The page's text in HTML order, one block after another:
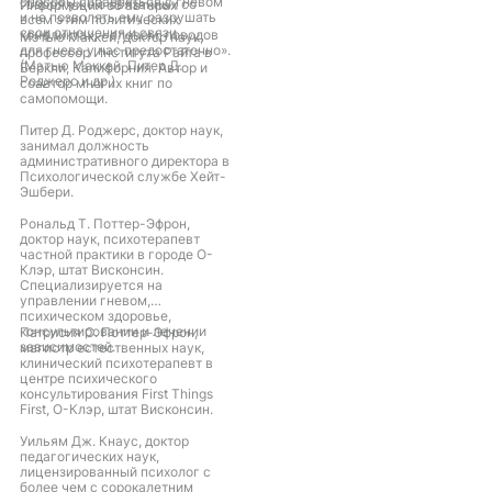
и не позволять ему разрушать
свои отношения и связи.
говоря уже о связанных со
всем этим политических
конфликтах, – словом, поводов
для гнева у нас предостаточно».
(Мэтью Маккей, Питер Д.
Роджерс и др.)
Информация об авторах
Мэтью Маккей, доктор наук,
профессор Института Райта в
Беркли, Калифорния. Автор и
соавтор многих книг по
самопомощи.
Питер Д. Роджерс, доктор наук,
занимал должность
административного директора в
Психологической службе Хейт-
Эшбери.
Рональд Т. Поттер-Эфрон,
доктор наук, психотерапевт
частной практики в городе О-
Клэр, штат Висконсин.
Специализируется на
управлении гневом,
психическом здоровье,
консультировании и лечении
зависимостей.
Патрисия С. Поттер-Эфрон,
магистр естественных наук,
клинический психотерапевт в
центре психического
консультирования First Things
First, О-Клэр, штат Висконсин.
Уильям Дж. Кнаус, доктор
педагогических наук,
лицензированный психолог с
более чем с сорокалетним